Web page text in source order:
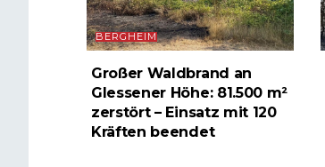
BERGHEIM
Großer Waldbrand an
Glessener Höhe: 81.500 m²
zerstört – Einsatz mit 120
Kräften beendet